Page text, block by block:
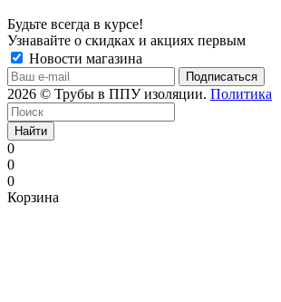
Будьте всегда в курсе!
Узнавайте о скидках и акциях первым
Новости магазина
2026 © Трубы в ППУ изоляции. Политика
Найти
0
0
0
Корзина